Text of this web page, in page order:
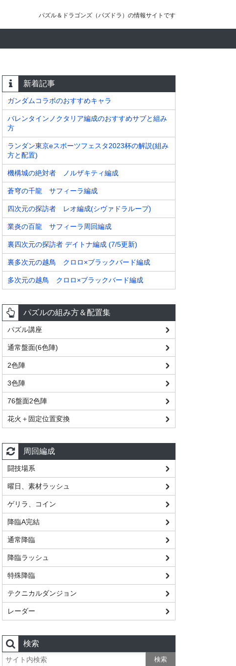
パズル＆ドラゴンズ（パズドラ）の情報サイトです
新着記事
ガンダムコラボのおすすめキャラ
バレンタインノクタリア編成のおすすめサブと組み
方
ランダン東京eスポーツフェスタ2023杯の解説(組み
方と配置)
機構城の絶対者 ノルザキティ編成
蒼穹の千龍 サフィーラ編成
四次元の探訪者 レオ編成(シヴァドラループ)
業炎の百龍 サフィーラ周回編成
裏四次元の探訪者 デイトナ編成 (7/5更新)
裏多次元の越鳥 クロロ×ブラックバード編成
多次元の越鳥 クロロ×ブラックバード編成
パズルの組み方＆配置集
パズル講座
通常盤面(6色陣)
2色陣
3色陣
76盤面2色陣
花火＋固定位置変換
周回編成
闘技場系
曜日、素材ラッシュ
ゲリラ、コイン
降臨A完結
通常降臨
降臨ラッシュ
特殊降臨
テクニカルダンジョン
レーダー
検索
検